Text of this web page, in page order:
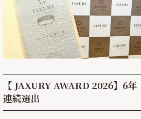
【 JAXURY AWARD 2026】6年
連続選出